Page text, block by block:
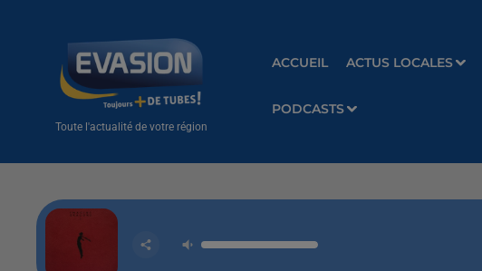
Toute l'actualité de votre région
ACCUEIL ACTUS LOCALES
PODCASTS